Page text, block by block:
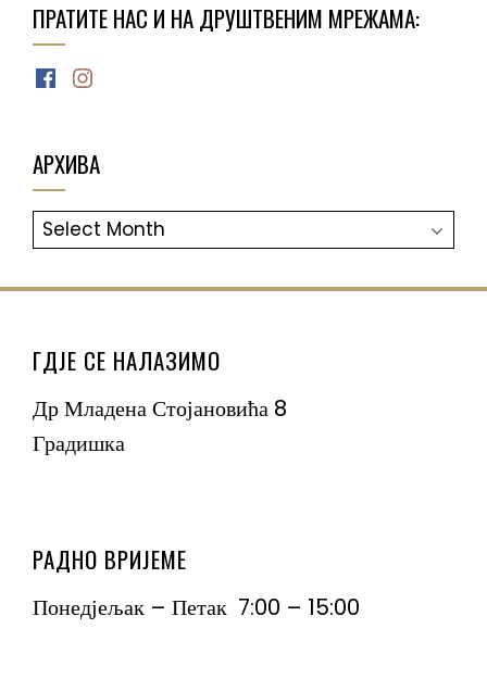
ПРАТИТЕ НАС И НА ДРУШТВЕНИМ МРЕЖАМА:
Facebook
Instagram
АРХИВА
АРХИВА
ГДЈЕ СЕ НАЛАЗИМО
Др Младена Стојановића 8
Градишка
РАДНО ВРИЈЕМЕ
Понедјељак – Петак 7:00 – 15:00